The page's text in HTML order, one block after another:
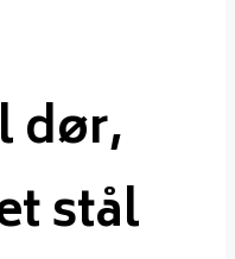
dør,
stål